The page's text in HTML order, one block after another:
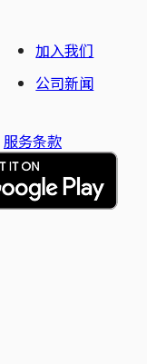
加入我们
公司新闻
服务条款